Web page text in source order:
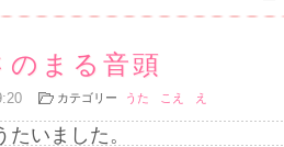
のまる音頭
カテゴリー うた こえ え
いました。